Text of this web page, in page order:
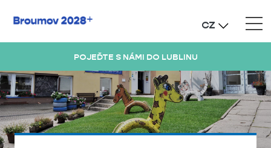
CZ
POJEĎTE S NÁMI DO LUBLINU